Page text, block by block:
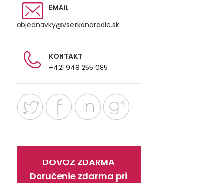
EMAIL
objednavky@vsetkonaradie.sk
KONTAKT
+421 948 255 085
DOVOZ ZDARMA
Doručenie zdarma pri